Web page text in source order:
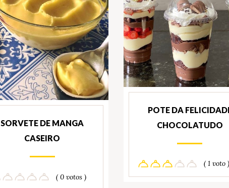
SORVETE DE MANGA
CASEIRO
( 0 votos )
POTE DA
CHOCOLATUDO
( 1 voto )